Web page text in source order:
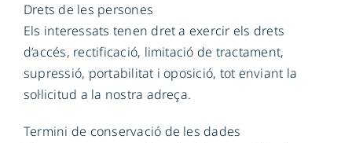
Drets de les persones
Els interessats tenen dret a exercir els drets
d’accés, rectificació, limitació de tractament,
supressió, portabilitat i oposició, tot enviant la
sol·licitud a la nostra adreça.
Termini de conservació de les dades